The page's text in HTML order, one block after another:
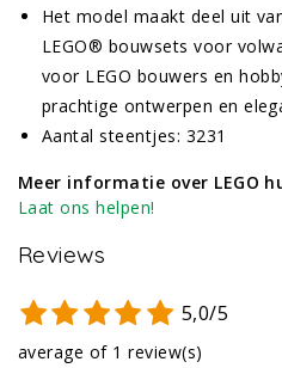
Het model maakt deel uit
LEGO® bouwsets voor
voor LEGO bouwers en
prachtige ontwerpen en
Aantal steentjes: 3231
Meer informatie over LEGO
Laat ons helpen!
Reviews
5,0/5
average of 1 review(s)